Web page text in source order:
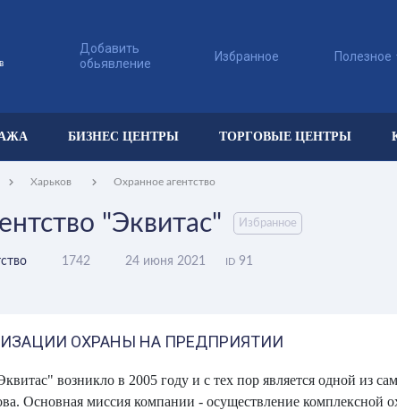
Добавить
обьявление
Избранное Полезное
БИЗНЕС ЦЕНТРЫ ТОРГОВЫЕ ЦЕНТРЫ
Харьков Охранное агентство
"Эквитас" Избранное
1742 24 июня 2021 ID 91
ОХРАНЫ НА ПРЕДПРИЯТИИ
возникло в 2005 году и с тех пор является одной из
Основная миссия компании - осуществление комплексной